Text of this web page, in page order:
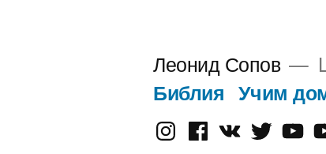
Леонид Сопов
Библия Учим
InstagramFacebook
VK Twitter